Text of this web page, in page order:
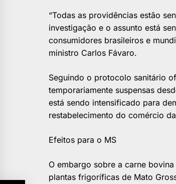
“Todas as providências estão
investigação e o assunto está
consumidores brasileiros e
ministro Carlos Fávaro.
Seguindo o protocolo sanitário
temporariamente suspensas
está sendo intensificado para
restabelecimento do comércio
Efeitos para o MS
O embargo sobre a carne
plantas frigoríficas de Mato